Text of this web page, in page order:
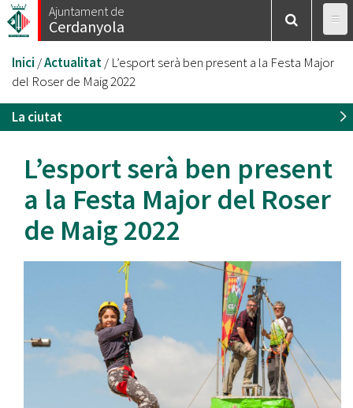
Vés
al
Ajuntament de
Cerdanyola
Esteu
aquí
Inici /Actualitat/ L’esport serà ben present a la Festa Major
del Roser de Maig 2022
La ciutat
L’esport serà ben present
a la Festa Major del Roser
de Maig 2022